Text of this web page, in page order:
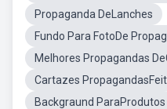
Propaganda DeLanches
Fundo Para FotoDe
Melhores Propagandas
Cartazes
Backgraund ParaProdutos